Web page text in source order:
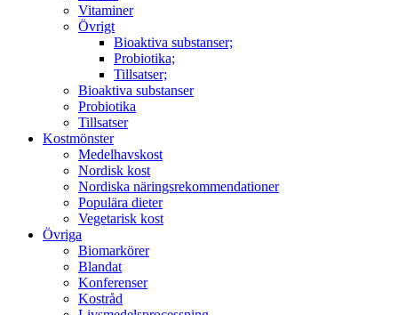
Vitaminer
Övrigt
Bioaktiva substanser;
Probiotika;
Tillsatser;
Bioaktiva substanser
Probiotika
Tillsatser
Kostmönster
Medelhavskost
Nordisk kost
Nordiska näringsrekommendationer
Populära dieter
Vegetarisk kost
Övriga
Biomarkörer
Blandat
Konferenser
Kostråd